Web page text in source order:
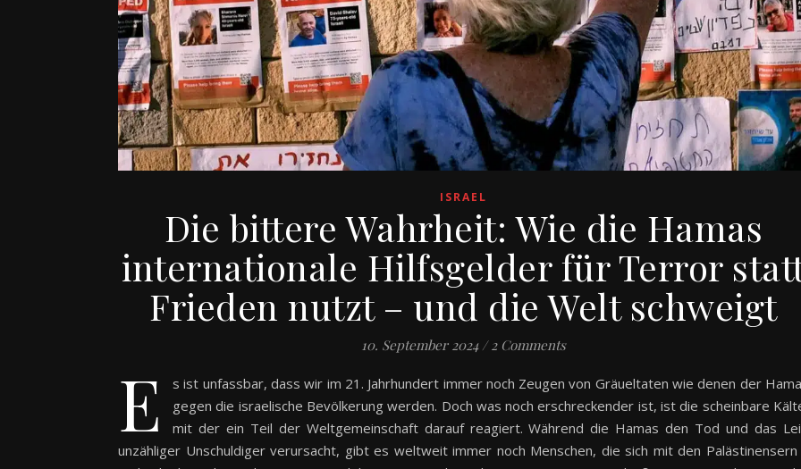
ISRAEL
Die bittere Wahrheit: Wie die Hamas
internationale Hilfsgelder für Terror
Frieden nutzt – und die Welt schweigt
10. September 2024 / 2 Comments
E
s ist unfassbar, dass wir im 21. Jahrhundert immer noch Zeugen von Gräueltaten wie denen der
gegen die israelische Bevölkerung werden. Doch was noch erschreckender ist, ist die scheinbare
mit der ein Teil der Weltgemeinschaft darauf reagiert. Während die Hamas den Tod und das
unzähliger Unschuldiger verursacht, gibt es weltweit immer noch Menschen, die sich mit den Palästinensern